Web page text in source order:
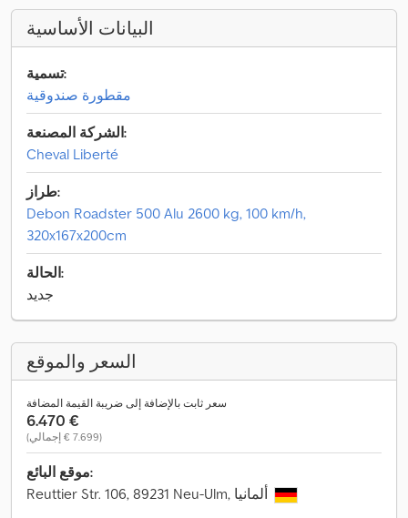
البيانات الأساسية
تسمية:
مقطورة صندوقية
الشركة المصنعة:
Cheval Liberté
طراز:
Debon Roadster 500 Alu 2600 kg, 100 km/h,
320x167x200cm
الحالة:
جديد
السعر والموقع
سعر ثابت بالإضافة إلى ضريبة القيمة المضافة
‏6.470 €
(‏7.699 € إجمالي)
موقع البائع: